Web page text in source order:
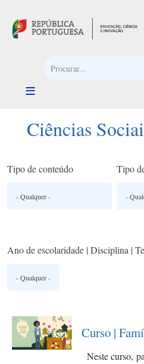
Ciências
Tipo de conteúdo Tipo
Ano de escolaridade | Disciplina |
Curso |
Neste curso,